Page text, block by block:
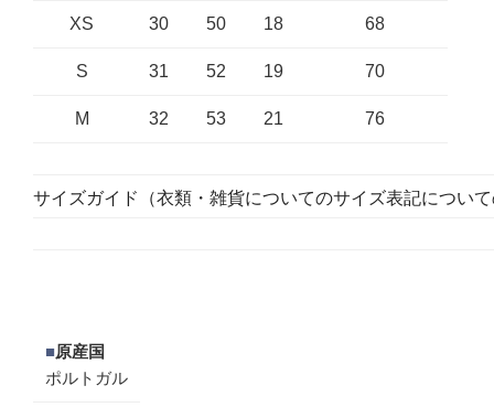
XS
S
M
30
31
32
50
52
53
18
19
21
68
70
76
サイズガイド（衣類・雑貨についてのサイズ表記につい
■原産国
ポルトガル